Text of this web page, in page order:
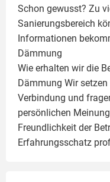
Schon gewusst? Zu
Sanierungsbereich
Informationen
Dämmung
Wie erhalten wir die
Dämmung Wir
Verbindung und
persönlichen
Freundlichkeit der
Erfahrungsschatz